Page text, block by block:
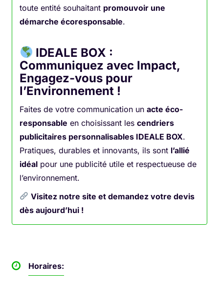
toute entité souhaitant promouvoir une
démarche écoresponsable.
IDEALE BOX :
Communiquez avec Impact,
Engagez-vous pour
l’Environnement !
Faites de votre communication un acte éco-
responsable en choisissant les cendriers
publicitaires personnalisables IDEALE BOX.
Pratiques, durables et innovants, ils sont l’allié
idéal pour une publicité utile et respectueuse de
l’environnement.
Visitez notre site et demandez votre devis
dès aujourd’hui !
Horaires: